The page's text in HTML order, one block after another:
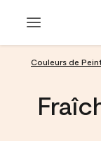
Couleurs de